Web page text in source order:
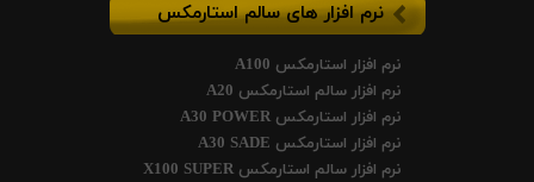
نرم افزار های سالم استارمکس
نرم افزار استارمکس A100
نرم افزار سالم استارمکس A20
نرم افزار استارمکس A30 POWER
نرم افزار استارمکس A30 SADE
نرم افزار سالم استارمکس X100 SUPER